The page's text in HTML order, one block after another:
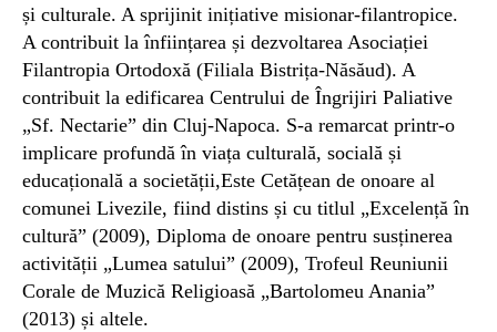
și culturale. A sprijinit inițiative misionar-filantropice.
A contribuit la înființarea și dezvoltarea Asociației
Filantropia Ortodoxă (Filiala Bistrița-Năsăud). A
contribuit la edificarea Centrului de Îngrijiri Paliative
„Sf. Nectarie” din Cluj-Napoca. S-a remarcat printr-o
implicare profundă în viața culturală, socială și
educațională a societății,Este Cetățean de onoare al
comunei Livezile, fiind distins și cu titlul „Excelență în
cultură” (2009), Diploma de onoare pentru susținerea
activității „Lumea satului” (2009), Trofeul Reuniunii
Corale de Muzică Religioasă „Bartolomeu Anania”
(2013) și altele.